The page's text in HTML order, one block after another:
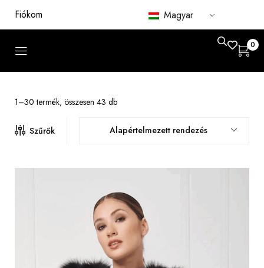
Fiókom Magyar
0
1–30 termék, összesen 43 db
Szűrők Alapértelmezett rendezés